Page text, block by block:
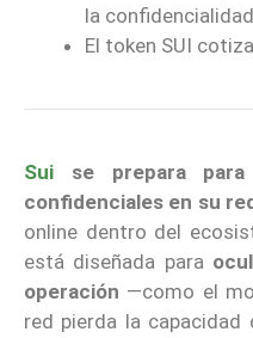
la
El token SUI
Sui
se prepara
confidenciales en su
online dentro del
está diseñada para
operación —como el
red pierda la